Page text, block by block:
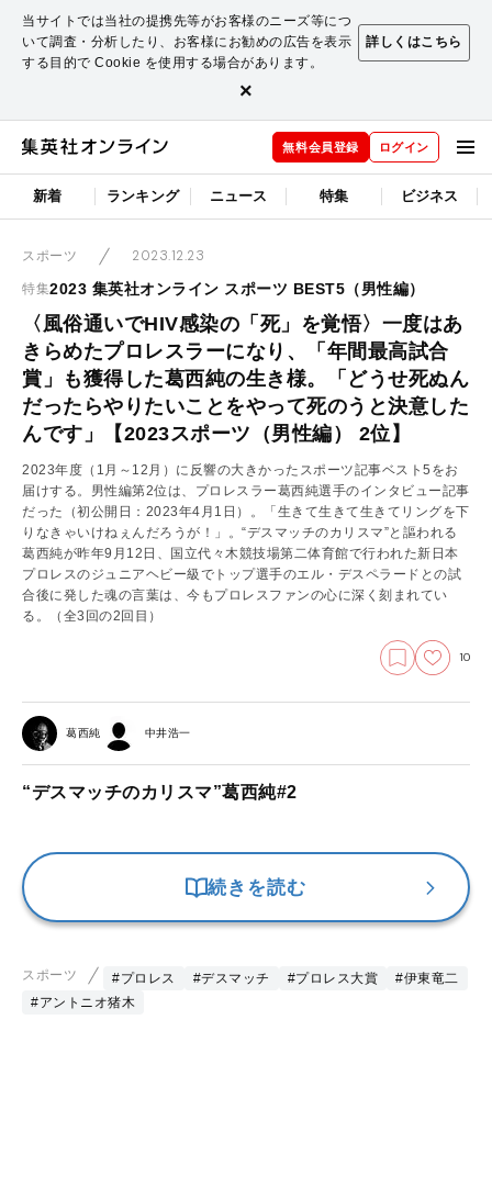
当サイトでは当社の提携先等がお客様のニーズ等につ
いて調査・分析したり、お客様にお勧めの広告を表示
する目的で Cookie を使用する場合があります。
詳しくはこちら
×
無料会員登録 ログイン
新着 ランキング ニュース 特集 ビジネス
スポーツ 2023.12.23
特集2023 集英社オンライン スポーツ BEST5（男性編）
〈風俗通いでHIV感染の「死」を覚悟〉一度はあ
きらめたプロレスラーになり、「年間最高試合
賞」も獲得した葛西純の生き様。「どうせ死ぬん
だったらやりたいことをやって死のうと決意した
んです」【2023スポーツ（男性編） 2位】
2023年度（1月～12月）に反響の大きかったスポーツ記事ベスト5をお
届けする。男性編第2位は、プロレスラー葛西純選手のインタビュー記事
だった（初公開日：2023年4月1日）。「生きて生きて生きてリングを下
りなきゃいけねぇんだろうが！」。“デスマッチのカリスマ”と謳われる
葛西純が昨年9月12日、国立代々木競技場第二体育館で行われた新日本
プロレスのジュニアヘビー級でトップ選手のエル・デスペラードとの試
合後に発した魂の言葉は、今もプロレスファンの心に深く刻まれてい
る。（全3回の2回目）
10
葛西純 中井浩一
“デスマッチのカリスマ”葛西純#2
続きを読む
スポーツ #プロレス #デスマッチ #プロレス大賞
#伊東竜二
#アントニオ猪木